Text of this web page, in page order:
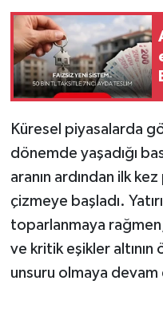
Küresel piyasalarda
dönemde yaşadığı
aranın ardından ilk
çizmeye başladı.
toparlanmaya
ve kritik eşikler altının
unsuru olmaya devam